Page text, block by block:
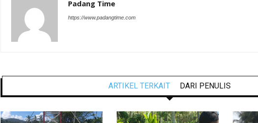
Padang Time
https://www.padangtime.com
ARTIKEL TERKAIT DARI PENULIS